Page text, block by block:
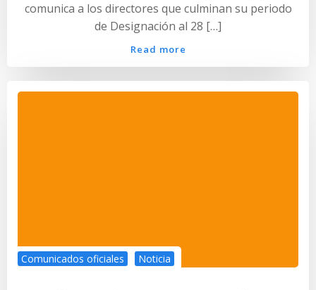
comunica a los directores que culminan su periodo
de Designación al 28 […]
Read more
Comunicados oficiales Noticia